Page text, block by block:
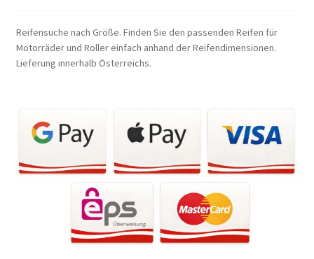
Reifensuche nach Größe. Finden Sie den passenden Reifen für
Motorräder und Roller einfach anhand der Reifendimensionen.
Lieferung innerhalb Österreichs.